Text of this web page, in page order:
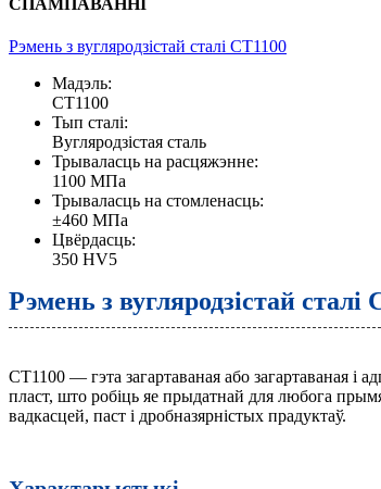
Рэмень з вугляродзістай сталі CT1100
Мадэль:
CT1100
Тып сталі:
Вугляродзістая сталь
Трываласць на расцяжэнне:
1100 МПа
Трываласць на стомленасць:
±460 МПа
Цвёрдасць:
350 HV5
Рэмень з вугляродзістай сталі
CT1100 — гэта загартаваная або загартаваная
пласт, што робіць яе прыдатнай для любога
вадкасцей, паст і дробназярністых прадуктаў.